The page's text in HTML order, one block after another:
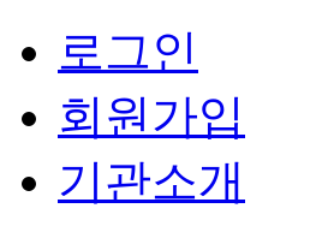
로그인
회원가입
기관소개